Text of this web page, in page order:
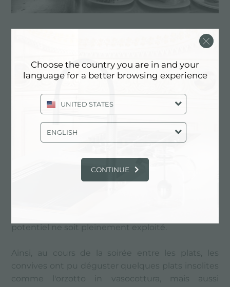
De la bonne bouffe, un verre de vin et l'envie de
En collaboration avec le chef Gianni Brighenti, les
soirée à la maison Poros.
Pour l'occasion, les invités ont eu l'occasion de
toucher et de connaître de plus près certains
plus en plus fréquente.
potentiel ne soit pleinement exploité.
Ainsi, au cours de la soirée entre les plats, les
convives ont pu déguster quelques plats insolites
comme l'orzotto in vasocottura, mais aussi
Choose the country you are in and your
language for a better browsing experience
UNITED STATES
ENGLISH
CONTINUE